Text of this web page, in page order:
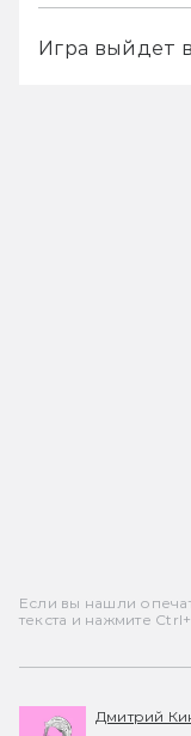
Игра выйдет
Если вы нашли
текста и нажмите
Дмитрий